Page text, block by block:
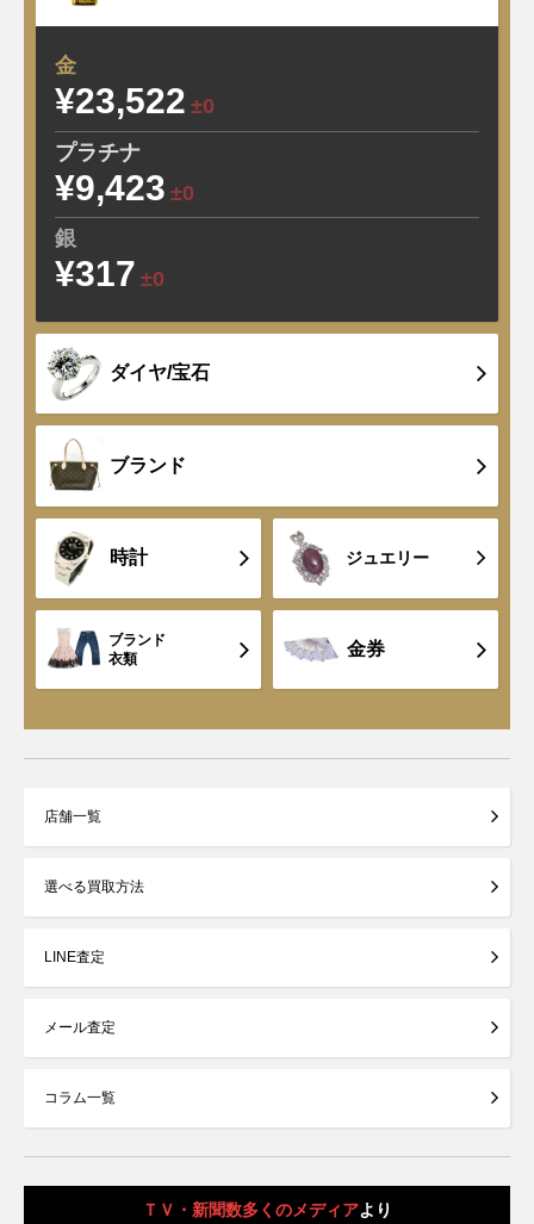
金
¥23,522 ±0
プラチナ
¥9,423 ±0
銀
¥317 ±0
ダイヤ/宝石
ブランド
時計 ジュエリー
ブランド
衣類
金券
店舗一覧
選べる買取方法
LINE査定
メール査定
コラム一覧
ＴＶ・新聞数多くのメディアより